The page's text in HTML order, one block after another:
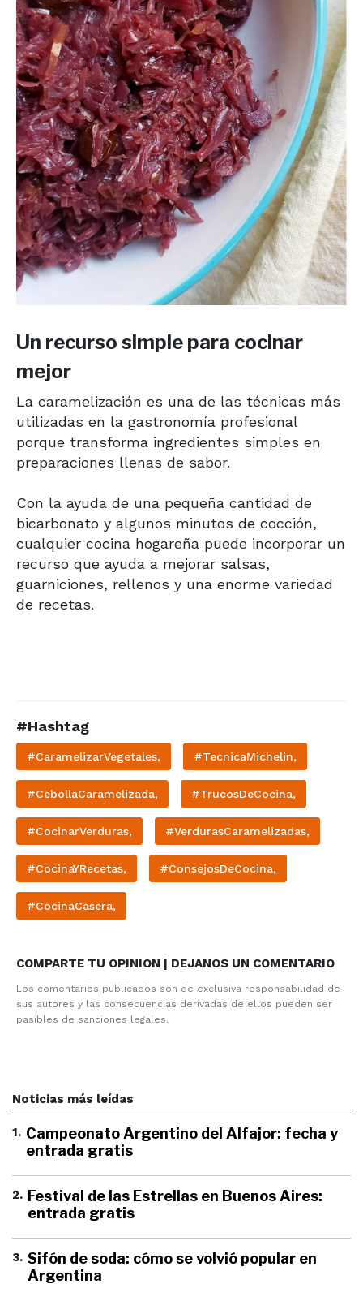
Un recurso simple para cocinar
mejor
La caramelización es una de las técnicas más
utilizadas en la gastronomía profesional
porque transforma ingredientes simples en
preparaciones llenas de sabor.
Con la ayuda de una pequeña cantidad de
bicarbonato y algunos minutos de cocción,
cualquier cocina hogareña puede incorporar un
recurso que ayuda a mejorar salsas,
guarniciones, rellenos y una enorme variedad
de recetas.
#Hashtag
#CaramelizarVegetales, #TecnicaMichelin,
#CebollaCaramelizada, #TrucosDeCocina,
#CocinarVerduras, #VerdurasCaramelizadas,
#CocinaYRecetas, #ConsejosDeCocina,
#CocinaCasera,
COMPARTE TU OPINION | DEJANOS UN COMENTARIO
Los comentarios publicados son de exclusiva responsabilidad de
sus autores y las consecuencias derivadas de ellos pueden ser
pasibles de sanciones legales.
Noticias más leídas
1. Campeonato Argentino del Alfajor: fecha y
entrada gratis
2. Festival de las Estrellas en Buenos Aires:
entrada gratis
3. Sifón de soda: cómo se volvió popular en
Argentina